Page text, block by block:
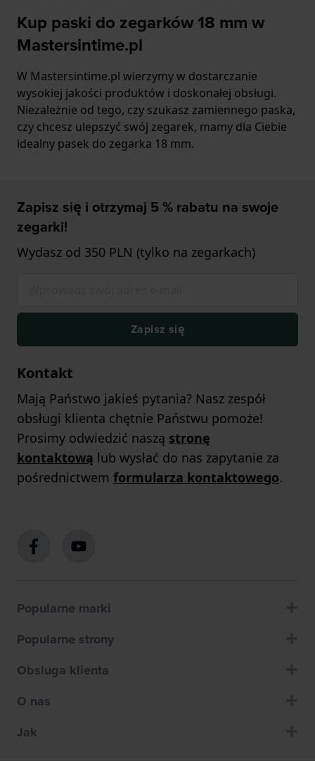
Kup paski do zegarków 18 mm w
Mastersintime.pl
W Mastersintime.pl wierzymy w dostarczanie
wysokiej jakości produktów i doskonałej obsługi.
Niezależnie od tego, czy szukasz zamiennego paska,
czy chcesz ulepszyć swój zegarek, mamy dla Ciebie
idealny pasek do zegarka 18 mm.
Zapisz się i otrzymaj 5 % rabatu na swoje
zegarki!
Wydasz od 350 PLN (tylko na zegarkach)
Zapisz się
Kontakt
Mają Państwo jakieś pytania? Nasz zespół
obsługi klienta chętnie Państwu pomoże!
Prosimy odwiedzić naszą stronę
kontaktową lub wysłać do nas zapytanie za
pośrednictwem formularza kontaktowego.
Popularne marki
Popularne strony
Obsluga klienta
O nas
Jak